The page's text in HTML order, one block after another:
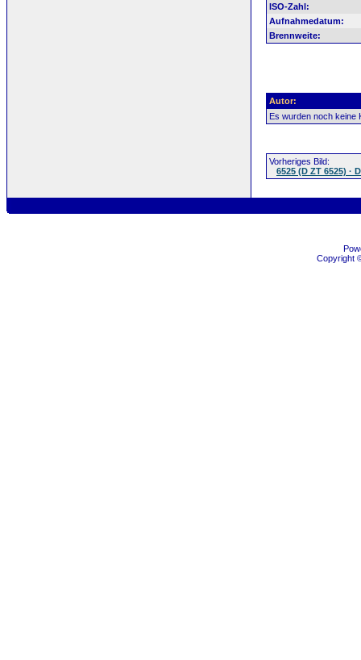
ISO-Zahl:
Aufnahmedatum:
Brennweite:
Autor:
Es wurden noch keine
Vorheriges Bild:
6525 (D ZT 6525) ·
Copyright